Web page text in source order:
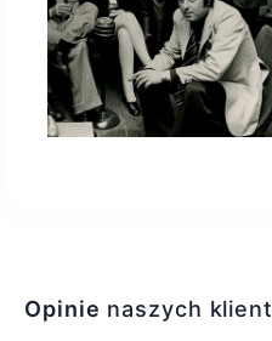
Opinie naszych